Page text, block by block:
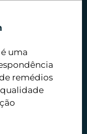
uma
remédios